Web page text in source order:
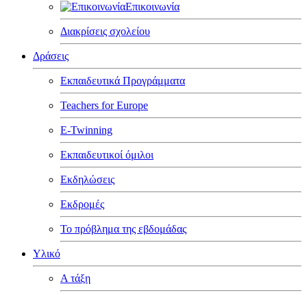
Επικοινωνία
Διακρίσεις σχολείου
Δράσεις
Εκπαιδευτικά Προγράμματα
Teachers for Europe
E-Twinning
Εκπαιδευτικοί όμιλοι
Εκδηλώσεις
Εκδρομές
Το πρόβλημα της εβδομάδας
Υλικό
Α τάξη